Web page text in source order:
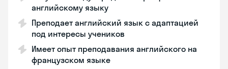
английскому языку
Преподает английский язык с адаптацией
под интересы учеников
Имеет опыт преподавания английского на
французском языке